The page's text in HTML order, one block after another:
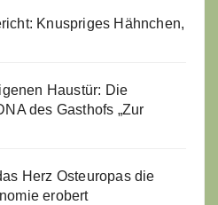
Knuspriges Hähnchen,
Haustür: Die
des Gasthofs „Zur
Herz Osteuropas die
erobert